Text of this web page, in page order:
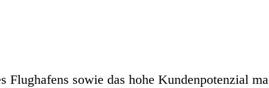
sowie das hohe Kundenpotenzial